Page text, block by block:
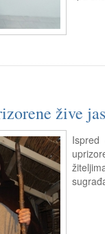
žive